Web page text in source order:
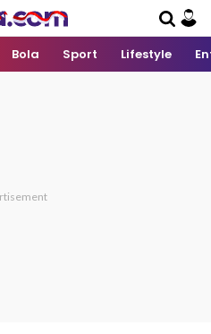
Bola Sport Lifestyle